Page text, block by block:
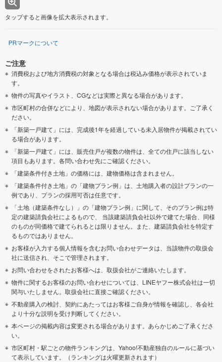
タップすると画像を拡大表示されます。
PRマークについて
ご注意
消費税および地方消費税の対象となる場合は税込み価格が表示されていま
す。
物件の写真やイラスト、CGなどは実際と異なる場合があります。
市区町村の合併などにより、地図が表示されない場合があります。ご了承く
ださい。
「新築一戸建て」には、完成後1年を経過している未入居物件が掲載されてい
る場合があります。
「新築一戸建て」には、販売住戸が複数の物件は、全ての住戸に該当しない
項目もあります。各問い合わせ先にご確認ください。
「建築条件付き土地」の価格には、建物価格は含まれません。
「建築条件付き土地」の「建物プラン例」は、土地購入者の設計プランの一
例であり、プランの採用可否は任意です。
「土地（建築条件なし）」の「建物プラン例」に関して、そのプラン例は特
定の建築請負会社によるもので、 当該建築請負会社以外で建てた場合、同様
のものが同価格で建てられるとは限りません。また、建築請負会社を特定す
るものではありません。
お客様が入力する個人情報を含むお問い合わせデータは、当該物件の取扱会
社に送信され、そこで管理されます。
お問い合わせをされたお客様へは、取扱会社がご連絡いたします。
物件に関するお客様のお問い合わせについては、LINEヤフー株式会社は一切
関与いたしません。取扱会社に直接ご確認ください。
不動産購入の検討、契約にあたってはお客様ご自身が情報を確認し、各会社
より十分な説明を受け判断してください。
本ページの掲載内容は変更される場合があります。あらかじめご了承くださ
い。
市区町村・駅ごとの物件ランキングは、Yahoo!不動産独自のルールに基づい
て表示しています。（ランキングは火曜更新されます）